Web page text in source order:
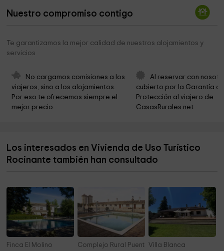
Hospital Tavera 2,1 km
Convento De Santo Domingo El Antiguo
Iglesia de Santo Tomé
Museo del Greco
Museo Sefardí 2,4 km
Royal Foundation of Toledo - Victorio Macho
Museum
2,5 km
Nuestro compromiso contigo
Te garantizamos la mejor calidad de nuestros alojamientos y
servicios
No cargamos comisiones a los
viajeros, sino a los alojamientos.
Por eso te ofrecemos siempre el
mejor precio.
Al reservar con
cubierto por la Garantía
Protección al viajero de
CasasRurales.net
Los interesados en Vivienda de Uso Turístico
Rocinante también han consultado
Finca El Molino Complejo Rural Puente Romano
Villa Blanca